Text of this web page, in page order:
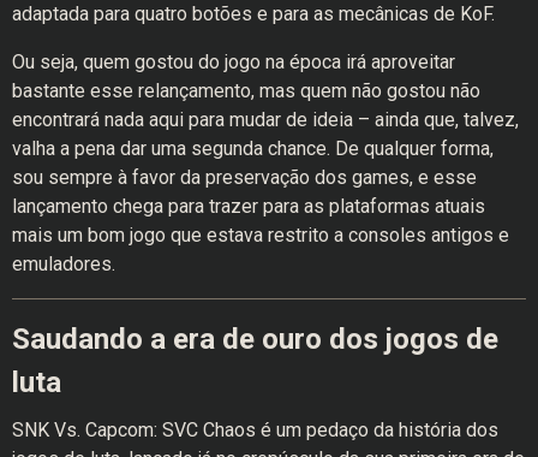
adaptada para quatro botões e para as mecânicas de KoF.
Ou seja, quem gostou do jogo na época irá aproveitar
bastante esse relançamento, mas quem não gostou não
encontrará nada aqui para mudar de ideia – ainda que, talvez,
valha a pena dar uma segunda chance. De qualquer forma,
sou sempre à favor da preservação dos games, e esse
lançamento chega para trazer para as plataformas atuais
mais um bom jogo que estava restrito a consoles antigos e
emuladores.
Saudando a era de ouro dos jogos de
luta
SNK Vs. Capcom: SVC Chaos é um pedaço da história dos